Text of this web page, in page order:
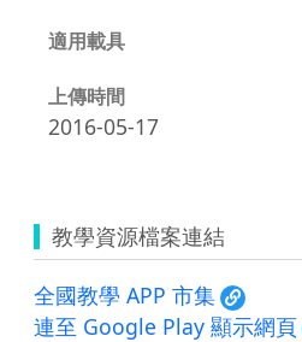
適用載具
上傳時間
2016-05-17
教學資源檔案連結
全國教學 APP 市集
連至 Google Play 顯示網頁